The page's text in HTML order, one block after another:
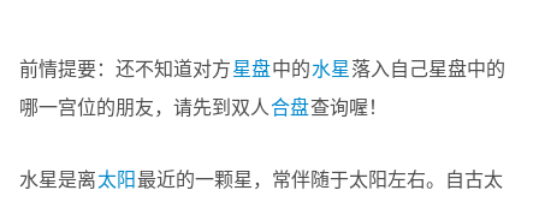
前情提要：还不知道对方星盘中的水星落入自己星盘中的
哪一宫位的朋友，请先到双人合盘查询喔！
水星是离太阳最近的一颗星，常伴随于太阳左右。自古太